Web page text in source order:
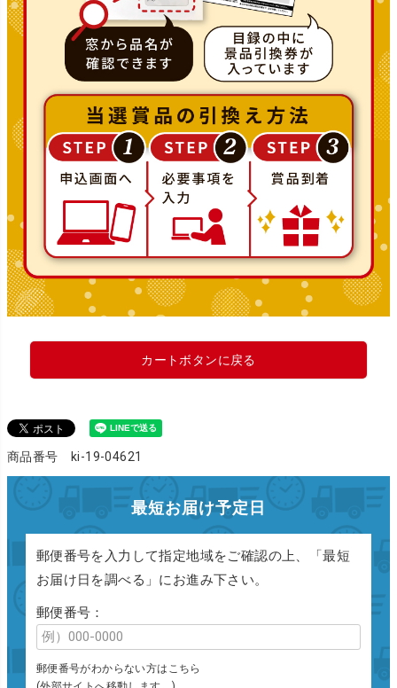
カートボタンに戻る
商品番号 ki-19-04621
最短お届け予定日
郵便番号を入力して指定地域をご確認の上、「最短
お届け日を調べる」にお進み下さい。
郵便番号：
郵便番号がわからない方はこちら